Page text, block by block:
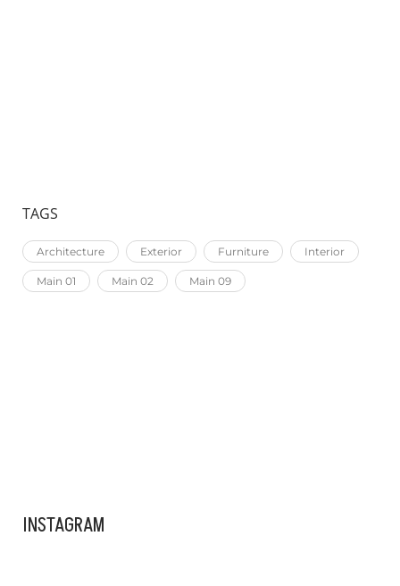
TAGS
Architecture Exterior Furniture Interior
Main 01 Main 02 Main 09
INSTAGRAM